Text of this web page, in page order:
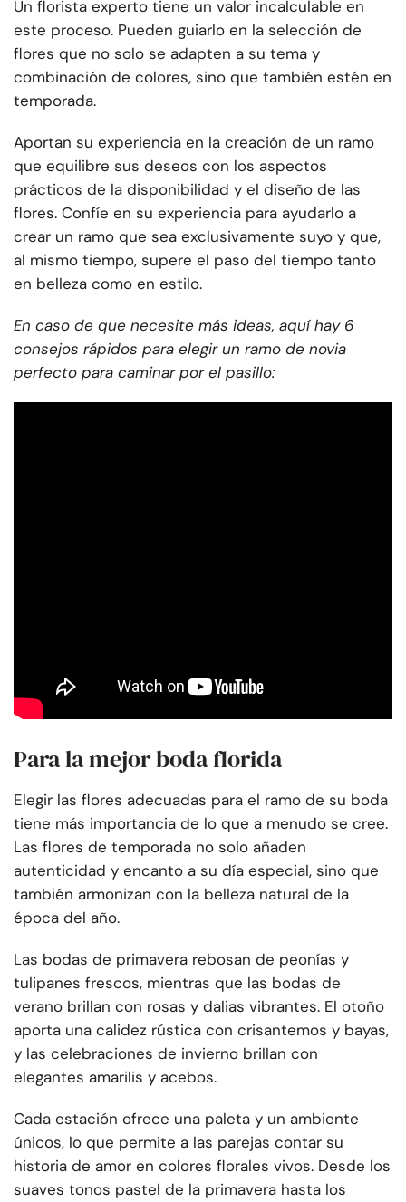
Un florista experto tiene un valor incalculable en
este proceso. Pueden guiarlo en la selección de
flores que no solo se adapten a su tema y
combinación de colores, sino que también estén en
temporada.
Aportan su experiencia en la creación de un ramo
que equilibre sus deseos con los aspectos
prácticos de la disponibilidad y el diseño de las
flores. Confíe en su experiencia para ayudarlo a
crear un ramo que sea exclusivamente suyo y que,
al mismo tiempo, supere el paso del tiempo tanto
en belleza como en estilo.
En caso de que necesite más ideas, aquí hay 6
consejos rápidos para elegir un ramo de novia
perfecto para caminar por el pasillo:
Para la mejor boda florida
Elegir las flores adecuadas para el ramo de su boda
tiene más importancia de lo que a menudo se cree.
Las flores de temporada no solo añaden
autenticidad y encanto a su día especial, sino que
también armonizan con la belleza natural de la
época del año.
Las bodas de primavera rebosan de peonías y
tulipanes frescos, mientras que las bodas de
verano brillan con rosas y dalias vibrantes. El otoño
aporta una calidez rústica con crisantemos y bayas,
y las celebraciones de invierno brillan con
elegantes amarilis y acebos.
Cada estación ofrece una paleta y un ambiente
únicos, lo que permite a las parejas contar su
historia de amor en colores florales vivos. Desde los
suaves tonos pastel de la primavera hasta los